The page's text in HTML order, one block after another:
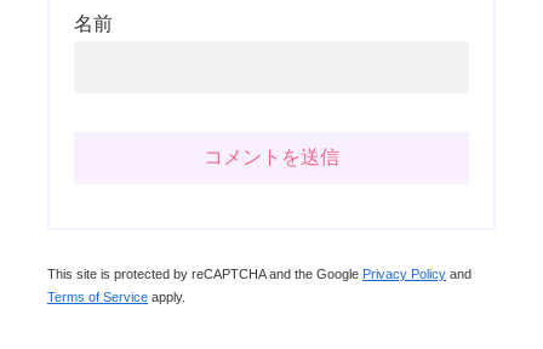
名前
This site is protected by reCAPTCHA and the Google Privacy Policy and
Terms of Service apply.